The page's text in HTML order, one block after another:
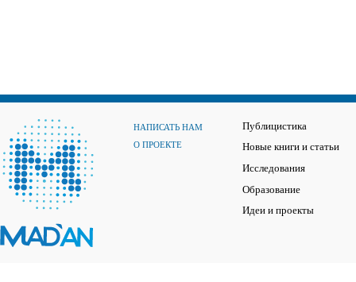
НАПИСАТЬ НАМ
О ПРОЕКТЕ
Публицистика
Новые книги и статьи
Исследования
Образование
Идеи и проекты